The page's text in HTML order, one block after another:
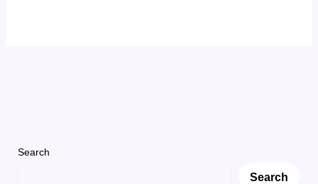
Search
Search